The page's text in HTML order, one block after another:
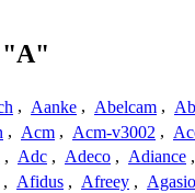
"A"
, Aanke , Abelcam ,
, Acm , Acm-v3002 ,
, Adc , Adeco , Adiance ,
, Afidus , Afreey , Agasio